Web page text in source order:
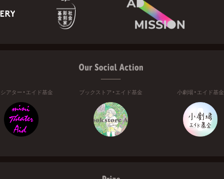
Our Social Action
アター・エイド基金 ブックストア・エイド基金 小劇場・エイド基金